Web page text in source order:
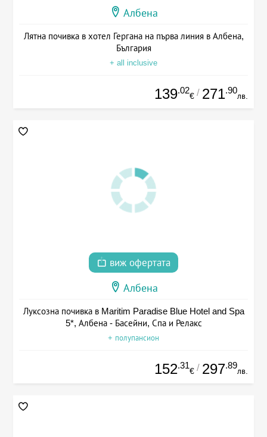
Албена
Лятна почивка в хотел Гергана на първа линия в Албена,
България
+ all inclusive
139.02
€ / 271.90
лв.
виж офертата
Албена
Луксозна почивка в Maritim Paradise Blue Hotel and Spa
5*, Албена - Басейни, Спа и Релакс
+ полупансион
152.31
€ / 297.89
лв.